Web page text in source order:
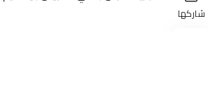
شاركها